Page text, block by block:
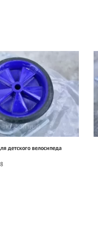
детского велосипеда